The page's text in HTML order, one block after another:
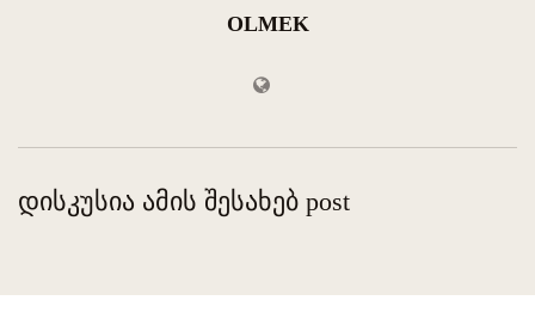
OLMEK
დისკუსია ამის შესახებ post